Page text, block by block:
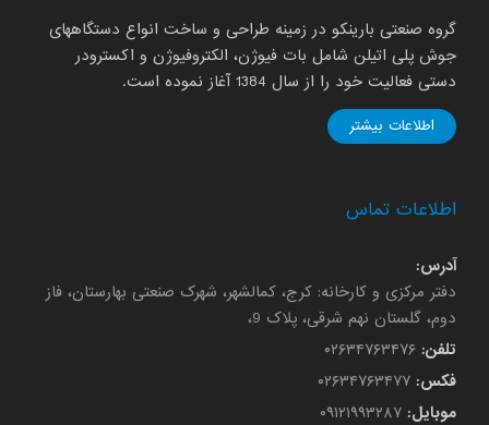
گروه صنعتی بارینکو در زمینه طراحی و ساخت انواع دستگاههای
جوش پلی اتیلن شامل بات فیوژن، الکتروفیوژن و اکسترودر
دستی فعالیت خود را از سال 1384 آغاز نموده است.
اطلاعات بیشتر
اطلاعات تماس
آدرس:
دفتر مرکزی و کارخانه: کرج، کمالشهر، شهرک صنعتی بهارستان، فاز
دوم، گلستان نهم شرقی، پلاک 9،
تلفن: ۰۲۶۳۴۷۶۳۴۷۶
فکس: ۰۲۶۳۴۷۶۳۴۷۷
موبایل: ۰۹۱۲۱۹۹۳۲۸۷